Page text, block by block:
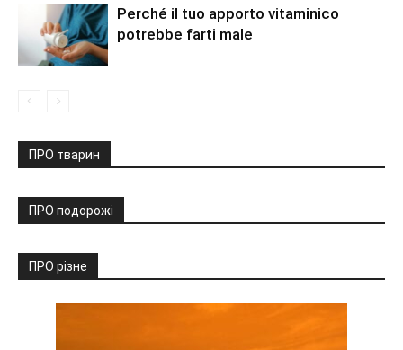
Perché il tuo apporto vitaminico
potrebbe farti male
ПРО тварин
ПРО подорожі
ПРО різне